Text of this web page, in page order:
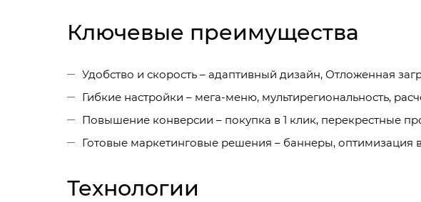
Ключевые преимущества
Удобство и скорость – адаптивный дизайн, Отложенная
Гибкие настройки – мега-меню, мультирегиональность,
Повышение конверсии – покупка в 1 клик, перекрестные
Готовые маркетинговые решения – баннеры, оптимизация
Технологии